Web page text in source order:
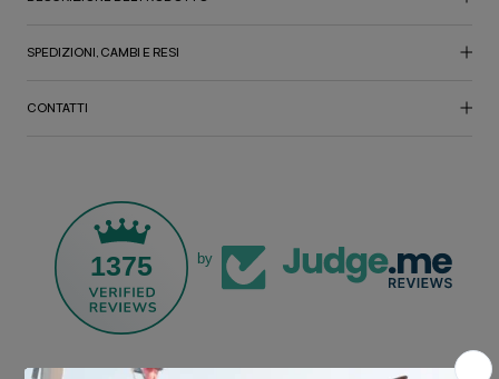
SPEDIZIONI, CAMBI E RESI
CONTATTI
1375 by